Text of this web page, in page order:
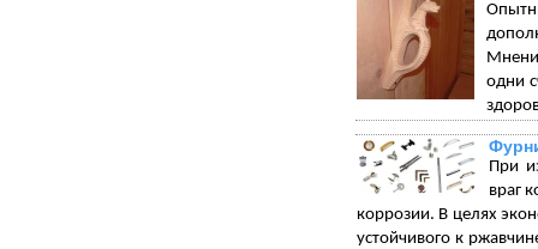
одни
При
враг
коррозии. В целях
устойчивого к